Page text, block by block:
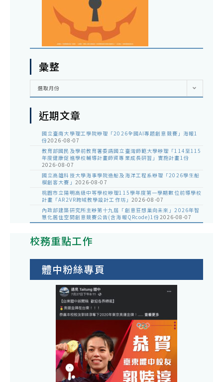
彙整
彙
選取月份
近期文章
國立臺南大學理工學院辦理「2026全國AI專題創意競賽」海報1
份2026-08-07
教育部國民及學前教育署委請國立臺灣師範大學辦理「114至115
年度健康促進學校輔導計畫師資專業成長研習」實施計畫1份
2026-08-07
國立高雄科技大學海事學院造船及海洋工程系辦理「2026學生船
模創客大賽」 2026-08-07
桃園市立陽明高級中等學校辦理115學年度第一學期數位前導學校
計畫「AR2VR跨域教學設計工作坊」 2026-08-07
內政部建築研究所主辦第十九屆「創意狂想巢向未來」2026年智
慧化居住空間創意競賽公告(含海報QRcode)1份2026-08-07
校務重點工作
體中粉絲專頁